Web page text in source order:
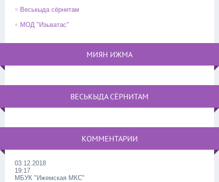
Веськыда сёрнитам
МОД "Изьватас"
МИЯН ИЖМА
ВЕСЬКЫДА СЁРНИТАМ
КОММЕНТАРИИ
03.12.2018
19:17
МБУК "Ижемская МКС"